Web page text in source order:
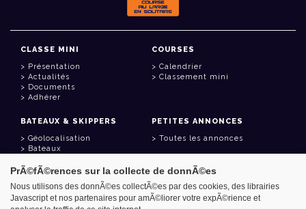
CLASSE MINI
Présentation
Actualités
Documents
Adhérer
COURSES
Calendrier
Classement mini
BATEAUX & SKIPPERS
Géolocalisation
Bateaux
PETITES ANNONCES
Toutes les annonces
LIENS UTILES
Espace adhérent
PrÃ©fÃ©rences sur la collecte de donnÃ©es
Nous utilisons des donnÃ©es collectÃ©es par des cookies, des librairies
Javascript et nos partenaires pour amÃ©liorer votre expÃ©rience et